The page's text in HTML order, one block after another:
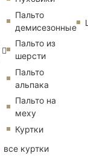
Пальто
демисезонные
Пальто из
шерсти
Пальто
альпака
Пальто на
меху
Куртки
все куртки